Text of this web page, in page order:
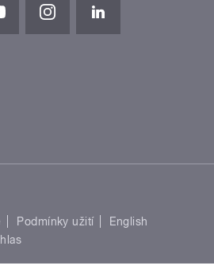
Podmínky užití
English